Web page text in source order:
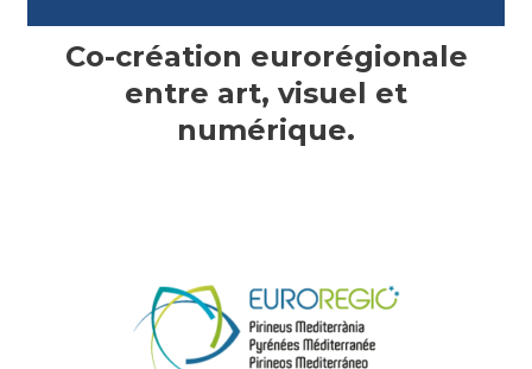
Co-création eurorégionale
entre art, visuel et
numérique.